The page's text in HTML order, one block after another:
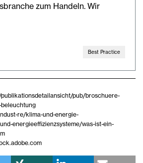
zum Handeln. Wir
Best Practice
publikationsdetailansicht/pub/broschuere-
re/klima-und-energie-
energieeffizienzsysteme/was-ist-ein-